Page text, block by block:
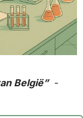
België”